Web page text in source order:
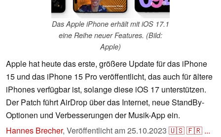
Das Apple iPhone erhält mit iOS 17.1
eine Reihe neuer Features. (Bild:
Apple)
Apple hat heute das erste, größere Update für das iPhone
15 und das iPhone 15 Pro veröffentlicht, das auch für ältere
iPhones verfügbar ist, solange diese iOS 17 unterstützen.
Der Patch führt AirDrop über das Internet, neue StandBy-
Optionen und Verbesserungen der Musik-App ein.
Hannes Brecher, Veröffentlicht am25.10.2023 🇺🇸🇫🇷 ...